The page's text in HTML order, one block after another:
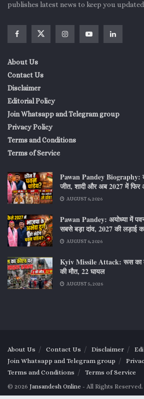
publishes latest news to keep you
About Us
Contact Us
Disclaimer
Editorial Policy
Join Whatsapp and Telegram group
Privacy Policy
Terms and Conditions
Terms of Service
Pawan Pandey Biography:
जीत, शादी और अब 2027 में फिर
AUGUST 6, 2026
Pawan Pandey: अयोध्या में
सबसे बड़ा दांव, 2027 की लड़ाई
AUGUST 6, 2026
Kyiv Missile Attack: रूस का
की मौत, 22 घायल
AUGUST 5, 2026
About Us Contact Us Disclaimer
Join Whatsapp and Telegram group
Terms and Conditions
Terms of Service
© 2026 Jansandesh Online - All Rights Reserved.